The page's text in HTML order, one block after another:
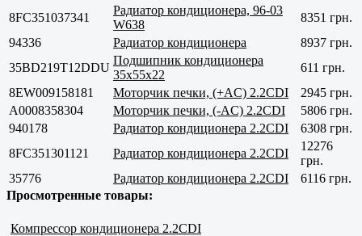
8FC351037341
Радиатор кондиционера, 96-03
W638
8351 грн.
94336
Радиатор кондиционера
8937 грн.
35BD219T12DDU
Подшипник кондиционера
35x55x22
611 грн.
8EW009158181
Моторчик печки, (+AC) 2.2CDI
2945 грн.
A0008358304
Моторчик печки, (-AC) 2.2CDI
5806 грн.
940178
Радиатор кондиционера 2.2CDI
6308 грн.
8FC351301121
Радиатор кондиционера 2.2CDI
12276
грн.
35776
Радиатор кондиционера 2.2CDI
6116 грн.
Просмотренные товары:
Компрессор кондиционера 2.2CDI